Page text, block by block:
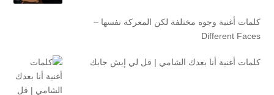
كلمات أغنية وجوه مختلفة لكن المعركة نفسها –
Different Faces
كلمات أغنية أنا بعدك الشامي | قل لي إيش جابك